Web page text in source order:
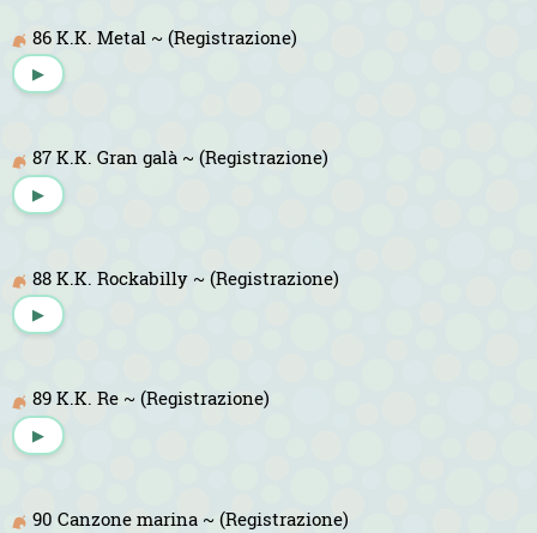
86 K.K. Metal ~ (Registrazione)
▶
87 K.K. Gran galà ~ (Registrazione)
▶
88 K.K. Rockabilly ~ (Registrazione)
▶
89 K.K. Re ~ (Registrazione)
▶
90 Canzone marina ~ (Registrazione)